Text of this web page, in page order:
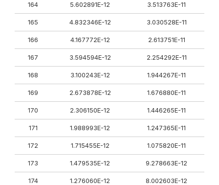
164 5.602891E-12 3.513763E-11
165 4.832346E-12 3.030528E-11
166 4.167772E-12 2.613751E-11
167 3.594594E-12 2.254292E-11
168 3.100243E-12 1.944267E-11
169 2.673878E-12 1.676880E-11
170 2.306150E-12 1.446265E-11
171 1.988993E-12 1.247365E-11
172 1.715455E-12 1.075820E-11
173 1.479535E-12 9.278663E-12
174 1.276060E-12 8.002603E-12